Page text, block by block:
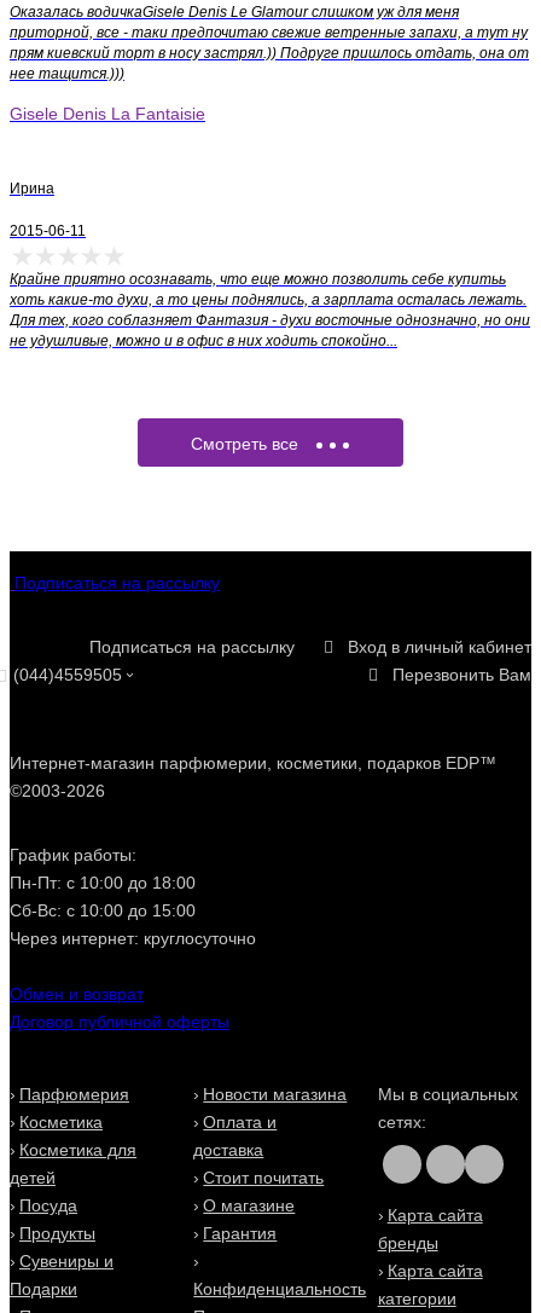
Оказалась водичкаGisele Denis Le Glamour слишком уж для меня
приторной, все - таки предпочитаю свежие ветренные запахи, а тут ну
прям киевский торт в носу застрял.)) Подруге пришлось отдать, она от
нее тащится.)))
Gisele Denis La Fantaisie
Ирина
2015-06-11
Крайне приятно осознавать, что еще можно позволить себе купитьь
хоть какие-то духи, а то цены поднялись, а зарплата осталась лежать.
Для тех, кого соблазняет Фантазия - духи восточные однозначно, но они
не удушливые, можно и в офис в них ходить спокойно...
Смотреть все
Подписаться на рассылку
Подписаться на рассылку
Вход в личный кабинет
Перезвонить Вам
(044)4559505
Интернет-магазин парфюмерии, косметики, подарков EDP™
©2003-2026
График работы:
Пн-Пт: с 10:00 до 18:00
Сб-Вс: с 10:00 до 15:00
Через интернет: круглосуточно
Обмен и возврат
Договор публичной оферты
Парфюмерия
Косметика
Косметика для
детей
Посуда
Продукты
Сувениры и
Подарки
Новости магазина
Оплата и
доставка
Стоит почитать
О магазине
Гарантия
Конфиденциальность
Мы в социальных
сетях:
Карта сайта
бренды
Карта сайта
категории